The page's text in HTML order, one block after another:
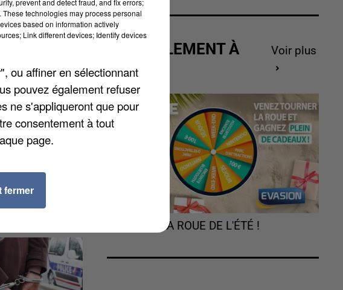
et la
sont
par
plus
ACTUELLEMENT À
GAGNER
Voir plus
TOURNEZ LA ROUE DE L'ÉTÉ !
technologies may process personal
based on information actively
Link different devices; Identify devices
ou affiner en sélectionnant
pouvez également refuser
ne s'appliqueront que pour
consentement à tout
page.
fermer